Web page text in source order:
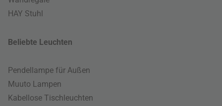
HAY Stuhl
Beliebte Leuchten
Pendellampe für Außen
Muuto Lampen
Kabellose Tischleuchten